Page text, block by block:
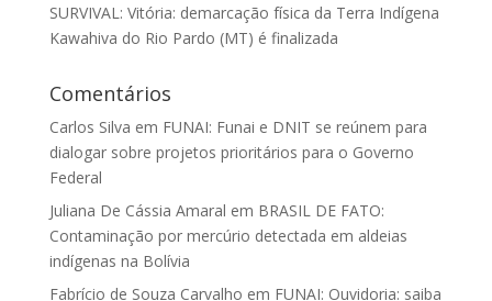
SURVIVAL: Vitória: demarcação física da Terra Indígena
Kawahiva do Rio Pardo (MT) é finalizada
Comentários
Carlos Silva em FUNAI: Funai e DNIT se reúnem para
dialogar sobre projetos prioritários para o Governo
Federal
Juliana De Cássia Amaral em BRASIL DE FATO:
Contaminação por mercúrio detectada em aldeias
indígenas na Bolívia
Fabrício de Souza Carvalho em FUNAI: Ouvidoria: saiba